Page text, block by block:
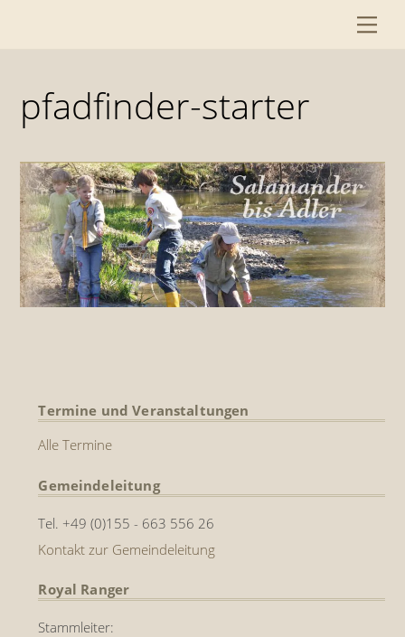
pfadfinder-starter
Termine und Veranstaltungen
Alle Termine
Gemeindeleitung
Tel. +49 (0)155 - 663 556 26
Kontakt zur Gemeindeleitung
Royal Ranger
Stammleiter: